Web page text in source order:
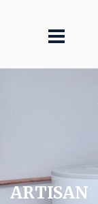
ARTISAN